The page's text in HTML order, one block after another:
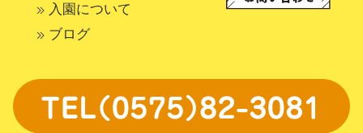
入園について
ブログ